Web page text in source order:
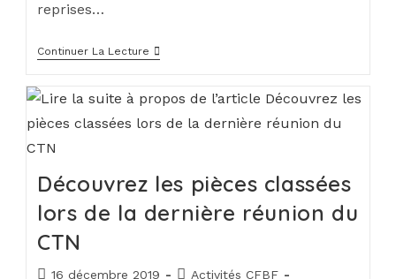
reprises…
Continuer La Lecture
Découvrez les pièces classées
lors de la dernière réunion du
CTN
16 décembre 2019
Activités CFBF